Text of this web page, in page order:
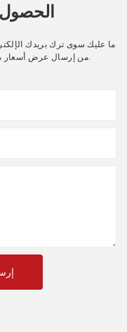
ما عليك سوى ترك بريدك
من إرسال عرض أسعار مجاني لك لمجموعة واسعة من التصميمات.